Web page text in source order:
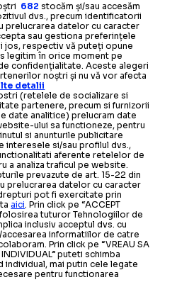
682 stocăm și/sau accesăm
dvs., precum identificatorii
prelucrarea datelor cu caracter
sau gestiona preferințele
jos, respectiv vă puteți opune
legitim în orice moment pe
confidențialitate. Aceste alegeri
noștri și nu vă vor afecta
detalii
(retelele de socializare si
partenere, precum si furnizorii
date analitice) prelucram date
ului sa functioneze, pentru
si anunturile publicitare
interesele si/sau profilul dvs.,
aferente retelelor de
a analiza traficul pe website.
prevazute de art. 15-22 din
prelucrarea datelor cu caracter
pot fi exercitate prin
aici. Prin click pe “ACCEPT
folosirea tuturor Tehnologiilor de
inclusiv acceptul dvs. cu
informatiilor de catre
Prin click pe “VREAU SA
INDIVIDUAL” puteti schimba
individual, mai putin cele legate
pentru functionarea